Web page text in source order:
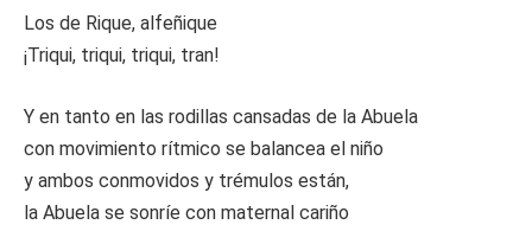
Los de Rique, alfeñique
¡Triqui, triqui, triqui, tran!
Y en tanto en las rodillas cansadas de la Abuela
con movimiento rítmico se balancea el niño
y ambos conmovidos y trémulos están,
la Abuela se sonríe con maternal cariño